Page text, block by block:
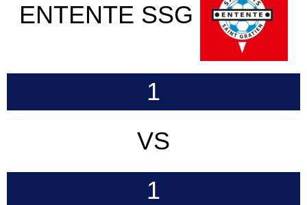
ENTENTE SSG
1
VS
1